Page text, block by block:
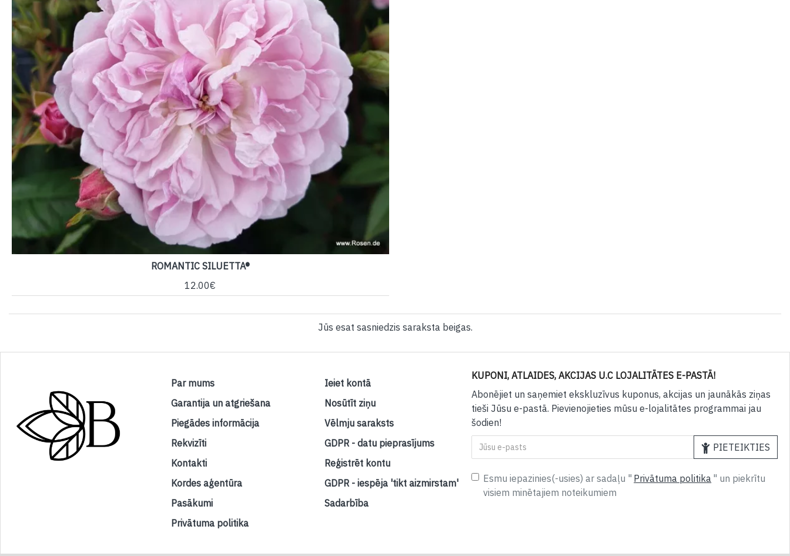
ROMANTIC SILUETTA®
12.00€
Jūs esat sasniedzis saraksta beigas.
Par mums
Garantija un atgriešana
Piegādes informācija
Rekvizīti
Kontakti
Kordes aģentūra
Pasākumi
Privātuma politika
Ieiet kontā
Nosūtīt ziņu
Vēlmju saraksts
GDPR - datu pieprasījums
Reģistrēt kontu
GDPR - iespēja 'tikt aizmirstam'
Sadarbība
KUPONI, ATLAIDES, AKCIJAS U.C LOJALITĀTES E-PASTĀ!
Abonējiet un saņemiet ekskluzīvus kuponus, akcijas un jaunākās ziņas
tieši Jūsu e-pastā. Pievienojieties mūsu e-lojalitātes programmai jau
šodien!
PIETEIKTIES
Esmu iepazinies(-usies) ar sadaļu " Privātuma politika " un piekrītu
visiem minētajiem noteikumiem